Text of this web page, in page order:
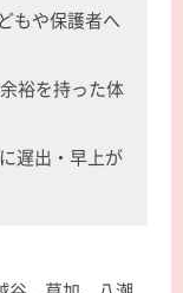
もや保護者へ
裕を持った体
遅出・早上が